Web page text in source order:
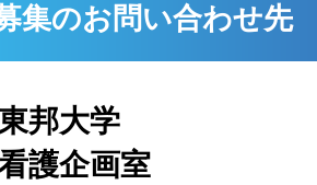
集のお問い合わせ先
邦大学
護企画室